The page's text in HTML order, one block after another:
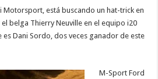
Motorsport, está buscando un hat-trick en
belga Thierry Neuville en el equipo i20
Dani Sordo, dos veces ganador de este
M-Sport Ford